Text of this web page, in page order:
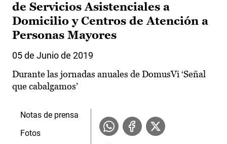
de Servicios Asistenciales a
Domicilio y Centros de Atención a
Personas Mayores
05 de Junio de 2019
Durante las jornadas anuales de DomusVi ‘Señal
que cabalgamos’
Notas de prensa
Fotos